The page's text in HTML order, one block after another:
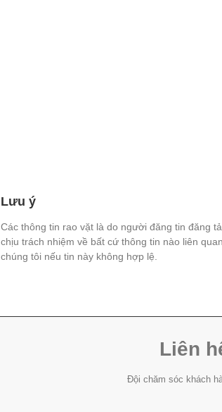
Lưu ý
Các thông tin rao vặt là do người đăng tin đăng
chịu trách nhiệm về bất cứ thông tin nào liên
chúng tôi nếu tin này không hợp lệ.
Liên
Đội chăm sóc khách